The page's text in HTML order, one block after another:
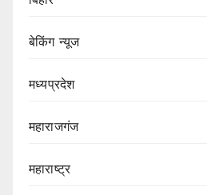
बेकिंग न्यूज
मध्यप्रदेश
महाराजगंज
महाराष्ट्र